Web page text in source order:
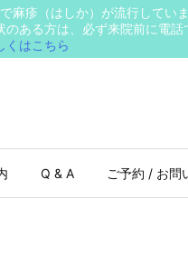
麻疹（はしか）が流行していま
ある方は、必ず来院前に電話
くはこちら
Q & A ご予約 / お問